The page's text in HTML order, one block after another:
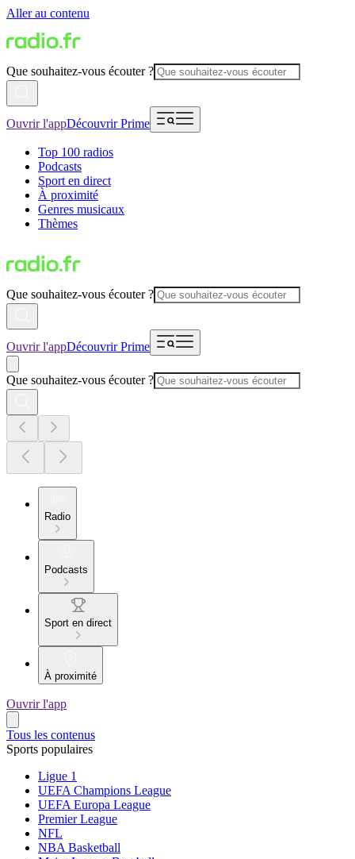
Aller au contenu
Que souhaitez-vous écouter ?
Ouvrir l'appDécouvrir Prime
Top 100 radios
Podcasts
Sport en direct
À proximité
Genres musicaux
Thèmes
Que souhaitez-vous écouter ?
Ouvrir l'appDécouvrir Prime
Que souhaitez-vous écouter ?
Radio
Podcasts
Sport en direct
À proximité
Ouvrir l'app
Tous les contenus
Sports populaires
Ligue 1
UEFA Champions League
UEFA Europa League
Premier League
NFL
NBA Basketball